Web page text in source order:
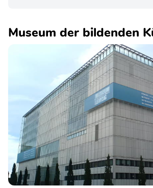
Museum der bildenden